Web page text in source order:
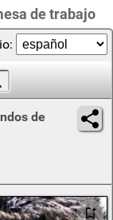
de trabajo
de